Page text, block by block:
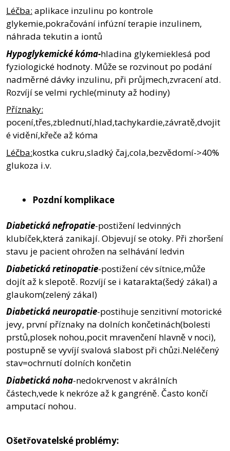
Léčba: aplikace inzulinu po kontrole
glykemie,pokračování infúzní terapie inzulinem,
náhrada tekutin a iontů
Hypoglykemické kóma-hladina glykemieklesá pod
fyziologické hodnoty. Může se rozvinout po podání
nadměrné dávky inzulinu, při průjmech,zvracení atd.
Rozvíjí se velmi rychle(minuty až hodiny)
Příznaky:
pocení,třes,zblednutí,hlad,tachykardie,závratě,dvojit
é vidění,křeče až kóma
Léčba:kostka cukru,sladký čaj,cola,bezvědomí->40%
glukoza i.v.
Pozdní komplikace
Diabetická nefropatie-postižení ledvinných
klubíček,která zanikají. Objevují se otoky. Při zhoršení
stavu je pacient ohrožen na selhávání ledvin
Diabetická retinopatie-postižení cév sítnice,může
dojít až k slepotě. Rozvíjí se i katarakta(šedý zákal) a
glaukom(zelený zákal)
Diabetická neuropatie-postihuje senzitivní motorické
jevy, první příznaky na dolních končetinách(bolesti
prstů,plosek nohou,pocit mravenčení hlavně v noci),
postupně se vyvíjí svalová slabost při chůzi.Neléčený
stav=ochrnutí dolních končetin
Diabetická noha-nedokrvenost v akrálních
částech,vede k nekróze až k gangréně. Často končí
amputací nohou.
Ošetřovatelské problémy: